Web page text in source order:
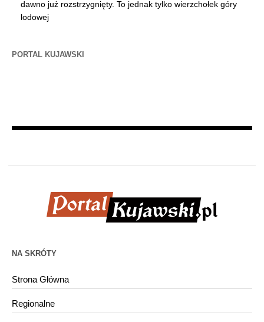
dawno już rozstrzygnięty. To jednak tylko wierzchołek góry
lodowej
PORTAL KUJAWSKI
NA SKRÓTY
Strona Główna
Regionalne